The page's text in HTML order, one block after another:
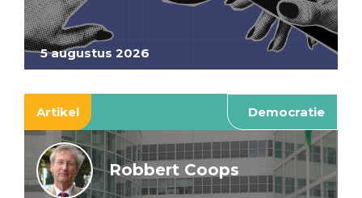
5 augustus 2026
Artikel Democratie
Robbert Coops